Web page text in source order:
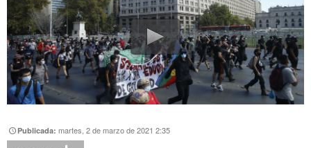
Publicada:martes, 2 de marzo de 2021 2:35